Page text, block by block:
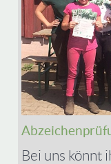
Bei uns könnt